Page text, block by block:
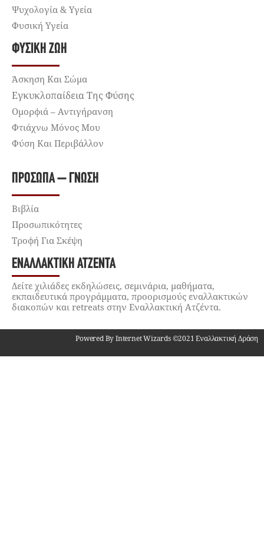
Ψυχολογία & Υγεία
Φυσική Υγεία
ΦΥΣΙΚΉ ΖΩΉ
Άσκηση Και Σώμα
Εγκυκλοπαίδεια Της Φύσης
Ομορφιά – Αντιγήρανση
Φτιάχνω Μόνος Μου
Φύση Και Περιβάλλον
ΠΡΌΣΩΠΑ – ΓΝΏΣΗ
Βιβλία
Προσωπικότητες
Τροφή Για Σκέψη
ΕΝΑΛΛΑΚΤΙΚΉ ΑΤΖΈΝΤΑ
Δείτε χιλιάδες εκδηλώσεις, σεμινάρια, μαθήματα,
εκπαιδευτικά προγράμματα, προορισμούς εναλλακτικών
διακοπών και retreats στην Εναλλακτική Ατζέντα.
Powered By Internet Wizards ©2021 Εναλλακτική Δράση